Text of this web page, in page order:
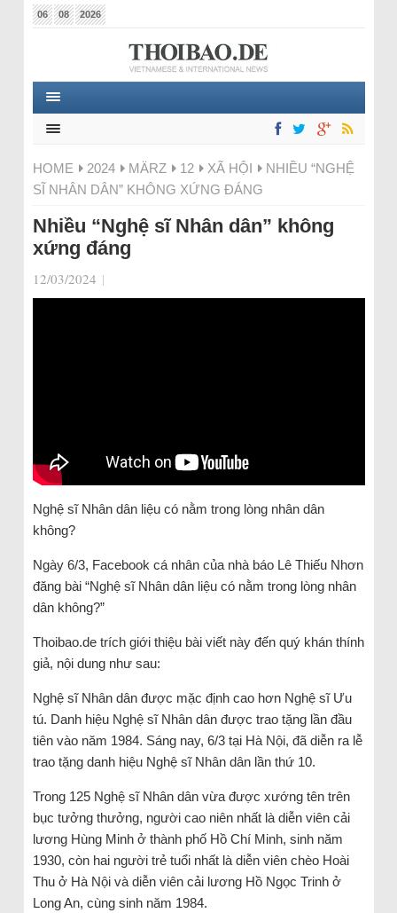
06 08 2026
HOME 2024 MÄRZ 12 XÃ HỘI
NHIỀU “NGHỆ
SĨ NHÂN DÂN” KHÔNG XỨNG ĐÁNG
Nhiều “Nghệ sĩ Nhân dân” không
xứng đáng
12/03/2024 |
Nghệ sĩ Nhân dân liệu có nằm trong lòng nhân dân
không?
Ngày 6/3, Facebook cá nhân của nhà báo Lê Thiếu Nhơn
đăng bài “Nghệ sĩ Nhân dân liệu có nằm trong lòng nhân
dân không?”
Thoibao.de trích giới thiệu bài viết này đến quý khán thính
giả, nội dung như sau:
Nghệ sĩ Nhân dân được mặc định cao hơn Nghệ sĩ Ưu
tú. Danh hiệu Nghệ sĩ Nhân dân được trao tặng lần đầu
tiên vào năm 1984. Sáng nay, 6/3 tại Hà Nội, đã diễn ra lễ
trao tặng danh hiệu Nghệ sĩ Nhân dân lần thứ 10.
Trong 125 Nghệ sĩ Nhân dân vừa được xướng tên trên
bục tưởng thưởng, người cao niên nhất là diễn viên cải
lương Hùng Minh ở thành phố Hồ Chí Minh, sinh năm
1930, còn hai người trẻ tuổi nhất là diễn viên chèo Hoài
Thu ở Hà Nội và diễn viên cải lương Hồ Ngọc Trinh ở
Long An, cùng sinh năm 1984.